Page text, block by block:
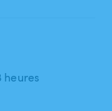
heures